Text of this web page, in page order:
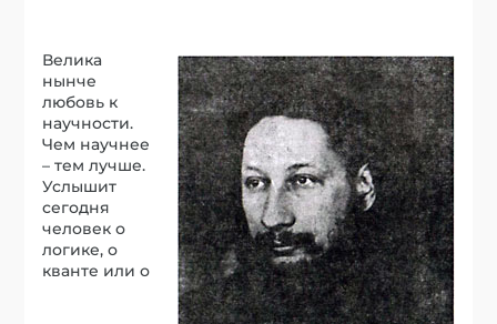
Велика
нынче
любовь к
научности.
Чем научнее
– тем лучше.
Услышит
сегодня
человек о
логике, о
кванте или о